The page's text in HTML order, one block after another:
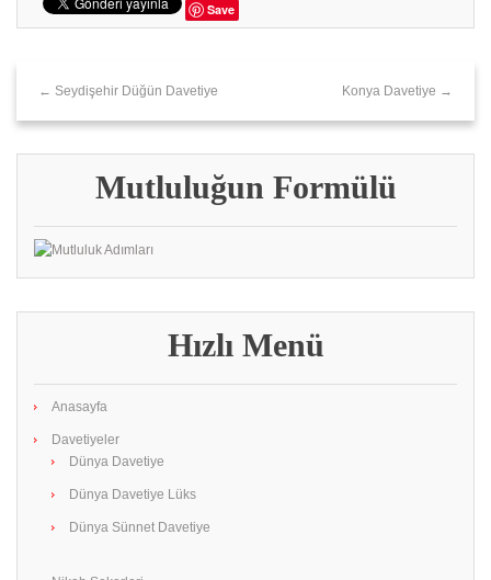
Save
← Seydişehir Düğün Davetiye Konya Davetiye →
Mutluluğun Formülü
Hızlı Menü
Anasayfa
Davetiyeler
Dünya Davetiye
Dünya Davetiye Lüks
Dünya Sünnet Davetiye